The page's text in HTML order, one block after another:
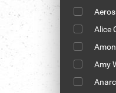
Alice
Amy